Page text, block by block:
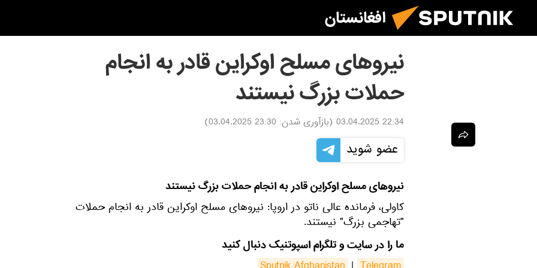
افغانستان
نیروهای مسلح اوکراین قادر به انجام
حملات بزرگ نیستند
22:34 03.04.2025 (بازآوری شدن: 23:30 03.04.2025
)
عضو شوید
نیروهای مسلح اوکراین قادر به انجام حملات بزرگ نیستند
کاولی، فرمانده عالی ناتو در اروپا: نیروهای مسلح اوکراین قادر به انجام حملات
"تهاجمی بزرگ" نیستند.
ما را در سایت و تلگرام اسپوتنیک دنبال کنید